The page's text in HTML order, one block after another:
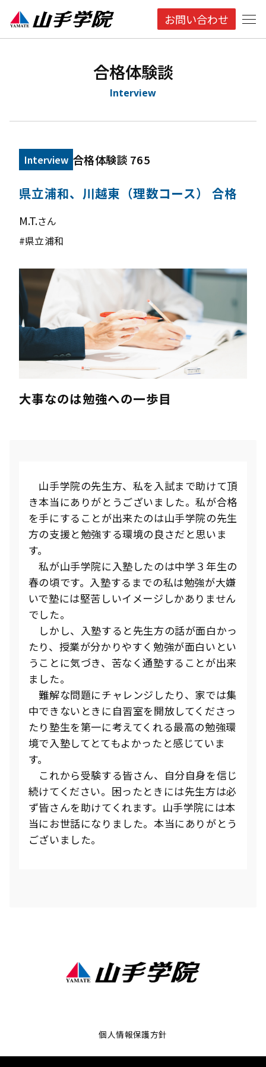
お問い合わせ
合格体験談
Interview
Interview 合格体験談 765
県立浦和、川越東（理数コース） 合格
M.T.さん
#県立浦和
大事なのは勉強への一歩目
山手学院の先生方、私を入試まで助けて頂
き本当にありがとうございました。私が合格
を手にすることが出来たのは山手学院の先生
方の支援と勉強する環境の良さだと思いま
す。
私が山手学院に入塾したのは中学３年生の
春の頃です。入塾するまでの私は勉強が大嫌
いで塾には堅苦しいイメージしかありません
でした。
しかし、入塾すると先生方の話が面白かっ
たり、授業が分かりやすく勉強が面白いとい
うことに気づき、苦なく通塾することが出来
ました。
難解な問題にチャレンジしたり、家では集
中できないときに自習室を開放してくださっ
たり塾生を第一に考えてくれる最高の勉強環
境で入塾してとてもよかったと感じていま
す。
これから受験する皆さん、自分自身を信じ
続けてください。困ったときには先生方は必
ず皆さんを助けてくれます。山手学院には本
当にお世話になりました。本当にありがとう
ございました。
個人情報保護方針